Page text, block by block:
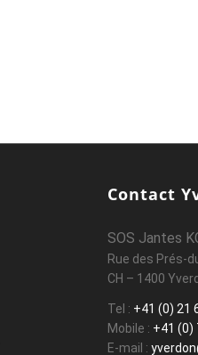
Contact
SOS Jantes
Rue des Prés-
CH – 1400
Tel : +41 (0) 21
Mobile : +41 (0)
E-mail :